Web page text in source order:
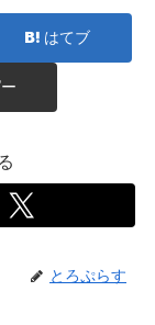
はてブ
とろぷらす